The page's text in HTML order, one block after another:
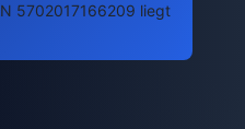
5702017166209 liegt